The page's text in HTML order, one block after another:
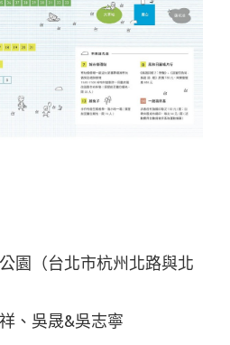
園（台北市杭州北路與北
、吳晟&吳志寧